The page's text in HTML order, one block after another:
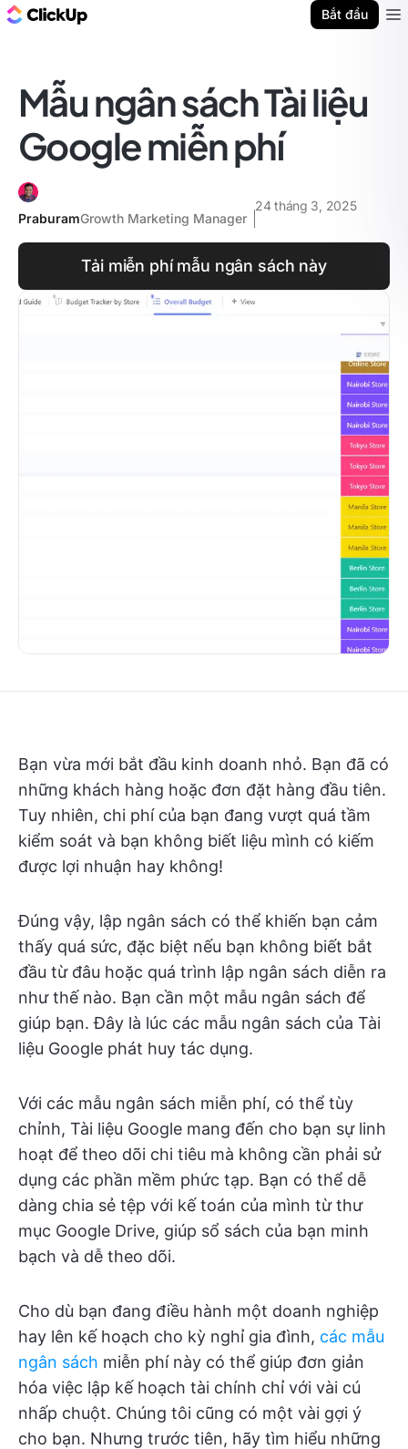
Bắt đầu
Mẫu ngân sách Tài liệu
Google miễn phí
PraburamGrowth Marketing Manager
24 tháng 3, 2025
Tải miễn phí mẫu ngân sách này
Bạn vừa mới bắt đầu kinh doanh nhỏ. Bạn đã có
những khách hàng hoặc đơn đặt hàng đầu tiên.
Tuy nhiên, chi phí của bạn đang vượt quá tầm
kiểm soát và bạn không biết liệu mình có kiếm
được lợi nhuận hay không!
Đúng vậy, lập ngân sách có thể khiến bạn cảm
thấy quá sức, đặc biệt nếu bạn không biết bắt
đầu từ đâu hoặc quá trình lập ngân sách diễn ra
như thế nào. Bạn cần một mẫu ngân sách để
giúp bạn. Đây là lúc các mẫu ngân sách của Tài
liệu Google phát huy tác dụng.
Với các mẫu ngân sách miễn phí, có thể tùy
chỉnh, Tài liệu Google mang đến cho bạn sự linh
hoạt để theo dõi chi tiêu mà không cần phải sử
dụng các phần mềm phức tạp. Bạn có thể dễ
dàng chia sẻ tệp với kế toán của mình từ thư
mục Google Drive, giúp sổ sách của bạn minh
bạch và dễ theo dõi.
Cho dù bạn đang điều hành một doanh nghiệp
hay lên kế hoạch cho kỳ nghỉ gia đình, các mẫu
ngân sách miễn phí này có thể giúp đơn giản
hóa việc lập kế hoạch tài chính chỉ với vài cú
nhấp chuột. Chúng tôi cũng có một vài gợi ý
cho bạn. Nhưng trước tiên, hãy tìm hiểu những